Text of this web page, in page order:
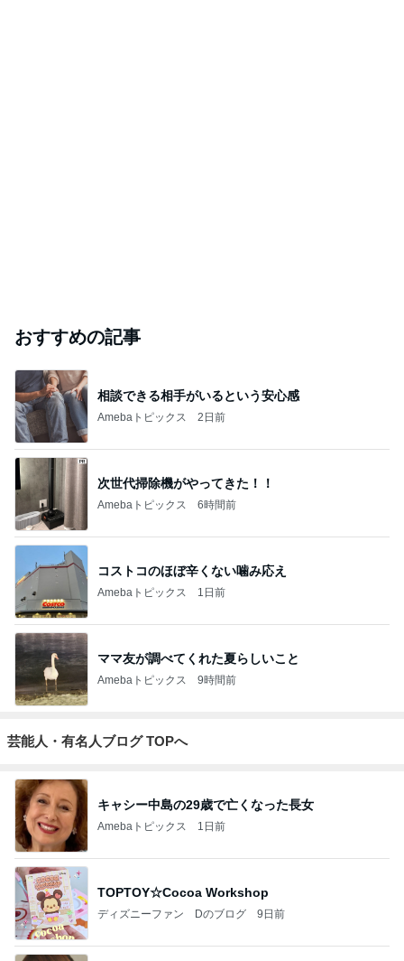
おすすめの記事
相談できる相手がいるという安心感
Amebaトピックス 2日前
次世代掃除機がやってきた！！
Amebaトピックス 6時間前
コストコのほぼ辛くない噛み応え
Amebaトピックス 1日前
ママ友が調べてくれた夏らしいこと
Amebaトピックス 9時間前
芸能人・有名人ブログ TOPへ
キャシー中島の29歳で亡くなった長女
Amebaトピックス 1日前
TOPTOY☆Cocoa Workshop
ディズニーファン Dのブログ 9日前